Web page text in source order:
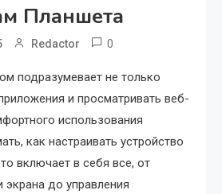
Планшета
Redactor 0
подразумевает не только
и просматривать веб-
использования
как настраивать устройство
включает в себя все, от
экрана до управления